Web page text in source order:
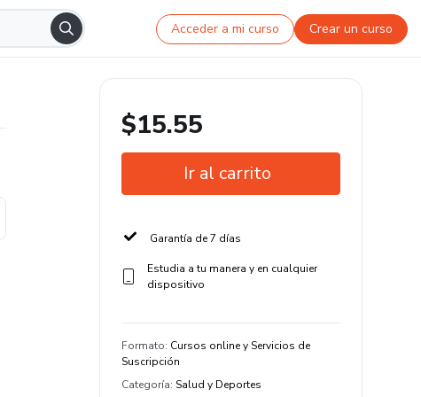
Acceder a mi curso Crear un curso
$15.55
Ir al carrito
Garantía de 7 días
Estudia a tu manera y en cualquier
dispositivo
Formato: Cursos online y Servicios de
Suscripción
Categoría: Salud y Deportes